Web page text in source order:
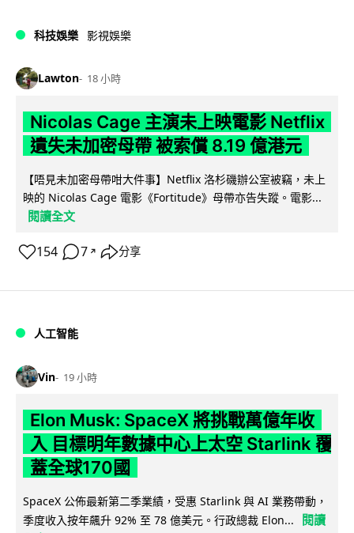
科技娛樂 影視娛樂
Lawton 18 小時
Nicolas Cage 主演未上映電影 Netflix
遺失未加密母帶 被索償 8.19 億港元
【唔見未加密母帶咁大件事】Netflix 洛杉磯辦公室被竊，未上
映的 Nicolas Cage 電影《Fortitude》母帶亦告失蹤。電影...
閱讀全文
154 7 ↗ 分享
人工智能
Vin 19 小時
Elon Musk: SpaceX 將挑戰萬億年收
入 目標明年數據中心上太空 Starlink 覆
蓋全球170國
SpaceX 公佈最新第二季業績，受惠 Starlink 與 AI 業務帶動，
季度收入按年飆升 92% 至 78 億美元。行政總裁 Elon...
閱讀